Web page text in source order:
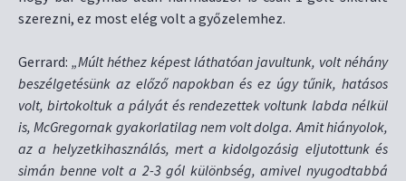
szerezni, ez most elég volt a győzelemhez.
Gerrard: „Múlt héthez képest láthatóan javultunk, volt néhány
beszélgetésünk az előző napokban és ez úgy tűnik, hatásos
volt, birtokoltuk a pályát és rendezettek voltunk labda nélkül
is, McGregornak gyakorlatilag nem volt dolga. Amit hiányolok,
az a helyzetkihasználás, mert a kidolgozásig eljutottunk és
simán benne volt a 2-3 gól különbség, amivel nyugodtabbá